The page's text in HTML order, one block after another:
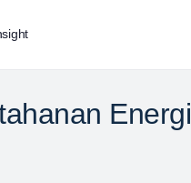
Energi